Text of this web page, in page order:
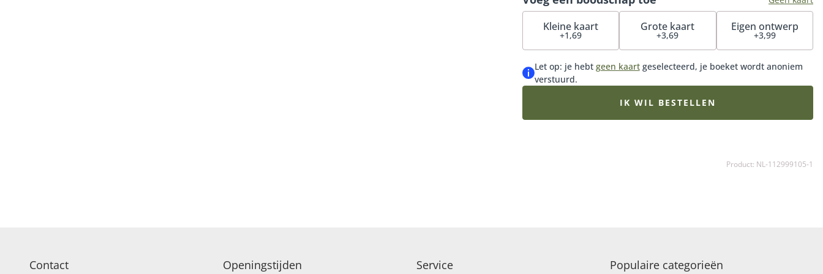
kan de samenstelling iets afwijken van het voorbeeld,
afhankelijk van de beschikbaarheid.
Kleine kaart
+1,69
Grote kaart
+3,69
Eigen ontwerp
+3,99
Let op: je hebt geen kaartgeselecteerd, je boeket wordt anoniem
verstuurd.
IK WIL BESTELLEN
Product: NL-112999105-1
Contact Openingstijden Service Populaire categorieën